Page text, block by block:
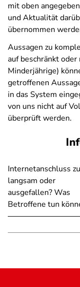
mit oben
und Aktualität
übernommen
Aussagen zu
auf beschränkt oder
Minderjährige)
getroffenen
in das System
von uns nicht auf
überprüft werden.
Internetanschluss zu
langsam oder
ausgefallen? Was
Betroffene tun